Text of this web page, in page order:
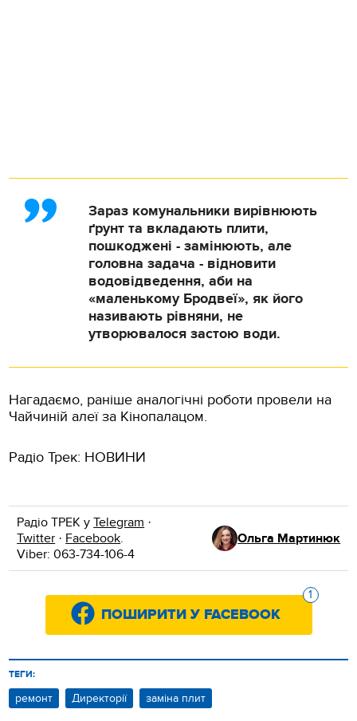
Зараз комунальники вирівнюють
ґрунт та вкладають плити,
пошкоджені - замінюють, але
головна задача - відновити
водовідведення, аби на
«маленькому Бродвеї», як його
називають рівняни, не
утворювалося застою води.
Нагадаємо, раніше аналогічні роботи провели на
Чайчиній алеї за Кінопалацом.
Радіо Трек: НОВИНИ
Радіо ТРЕК уTelegram ·
Twitter · Facebook.
Viber: 063-734-106-4
Ольга Мартинюк
1
ПОШИРИТИ У FACEBOOK
ТЕГИ:
ремонт Директорії заміна плит